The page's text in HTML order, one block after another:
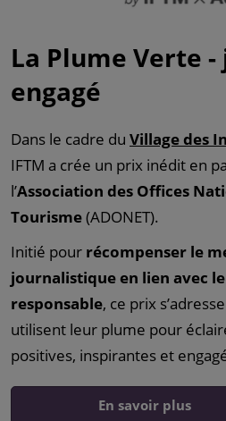
La Plume Verte
engagé
Dans le cadre du Village des
IFTM a crée un prix inédit en
l’Association des Offices
Tourisme(ADONET).
Initié pour récompenser le
journalistique en lien avec
responsable, ce prix
utilisent leur plume pour
positives, inspirantes et
En savoir plus